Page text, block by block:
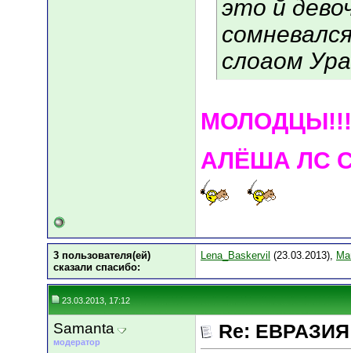
это й
слоаом
АЛЁША ЛС
3 пользователя(ей)
сказали cпасибо:
Lena_Baskervil (23.03.2013),
23.03.2013, 17:12
Samanta
модератор Re: ЕВРАЗИЯ